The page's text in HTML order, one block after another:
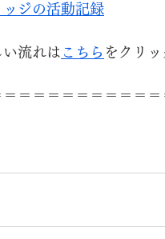
ッジの活動記録
流れは こちら をクリッ
＝＝＝＝＝＝＝＝＝＝